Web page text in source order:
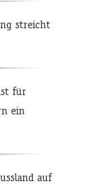
streicht
für
ein
auf